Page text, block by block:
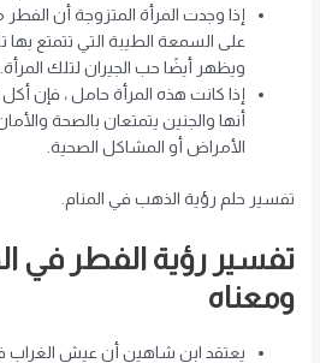
إذا وجدت المرأة المتزوجة أن
على السمعة الطيبة التي تتمتع
ويظهر أيضًا حب الجيران لتلك المرأة.
إذا كانت هذه المرأة حامل ، فإن
أنها والجنين يتمتعان بالصحة
الأمراض أو المشاكل الصحية.
تفسير حلم رؤية الذهب في المنام.
تفسير رؤية الفطر في
ومعناه
يعتقد ابن شاهين أن عيش الغراب